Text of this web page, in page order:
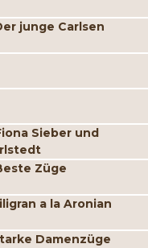
junge Carlsen
Sieber und
Züge
a la Aronian
Damenzüge